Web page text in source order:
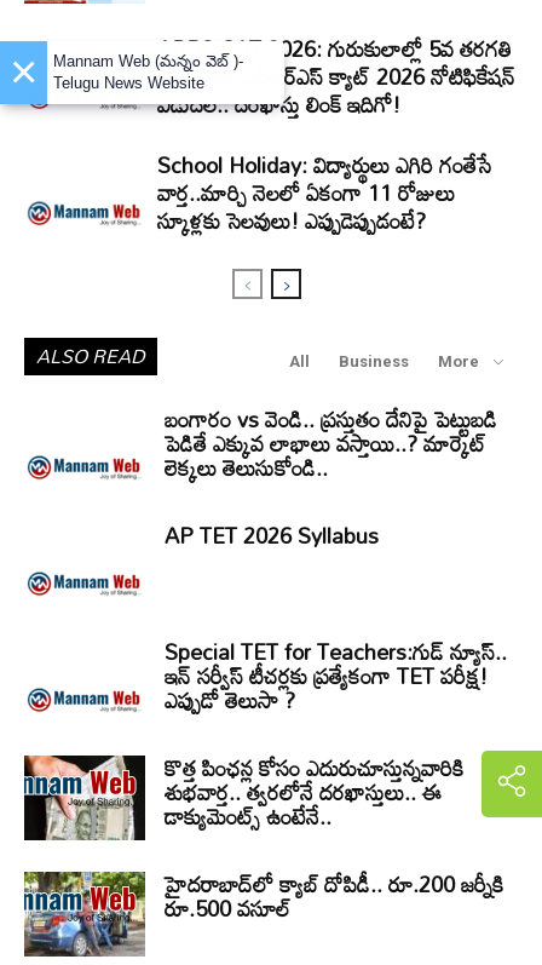
APRS CAT 2026: గురుకులాల్లో 5వ తరగతి
ప్రవేశాలకు ఏపీఆర్‌ఎస్‌ క్యాట్‌ 2026 నోటిఫికేషన్‌
విడుదల.. దరఖాస్తు లింక్‌ ఇదిగో!
School Holiday: విద్యార్థులు ఎగిరి గంతేసే
వార్త..మార్చి నెలలో ఏకంగా 11 రోజులు
స్కూళ్లకు సెలవులు! ఎప్పుడెప్పుడంటే?
ALSO READ All Business More
బంగారం vs వెండి.. ప్రస్తుతం దేనిపై పెట్టుబడి
పెడితే ఎక్కువ లాభాలు వస్తాయి..? మార్కెట్
లెక్కలు తెలుసుకోండి..
AP TET 2026 Syllabus
Special TET for Teachers:గుడ్ న్యూస్..
ఇన్ సర్వీస్ టీచర్లకు ప్రత్యేకంగా TET పరీక్ష!
ఎప్పుడో తెలుసా ?
కొత్త పింఛన్ల కోసం ఎదురుచూస్తున్నవారికి
శుభవార్త.. త్వరలోనే దరఖాస్తులు.. ఈ
డాక్యుమెంట్స్ ఉంటేనే..
హైదరాబాద్‌లో క్యాబ్‌ దోపిడీ.. రూ.200 జర్నీకి
రూ.500 వసూల్
×
Mannam Web (మన్నం వెబ్ )-
Telugu News Website